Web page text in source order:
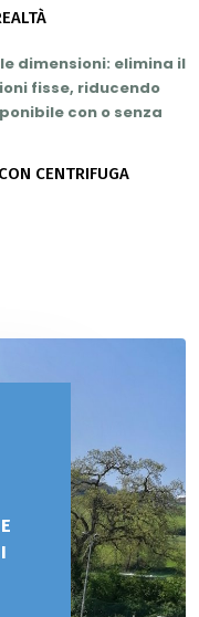
dimensioni: elimina il
fisse, riducendo
con o senza
CENTRIFUGA